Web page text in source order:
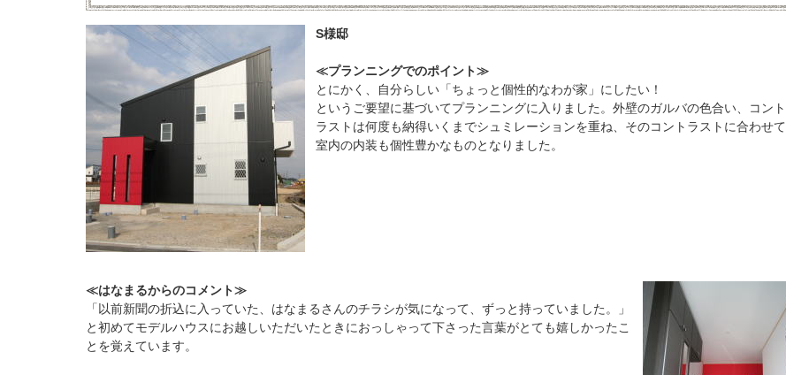
S様邸
≪プランニングでのポイント≫
とにかく、自分らしい「ちょっと個性的なわが家」にしたい！
というご要望に基づいてプランニングに入りました。外壁のガルバの色合い、コント
ラストは何度も納得いくまでシュミレーションを重ね、そのコントラストに合わせて
室内の内装も個性豊かなものとなりました。
≪はなまるからのコメント≫
「以前新聞の折込に入っていた、はなまるさんのチラシが気になって、ずっと持っていました。」
と初めてモデルハウスにお越しいただいたときにおっしゃって下さった言葉がとても嬉しかったこ
とを覚えています。